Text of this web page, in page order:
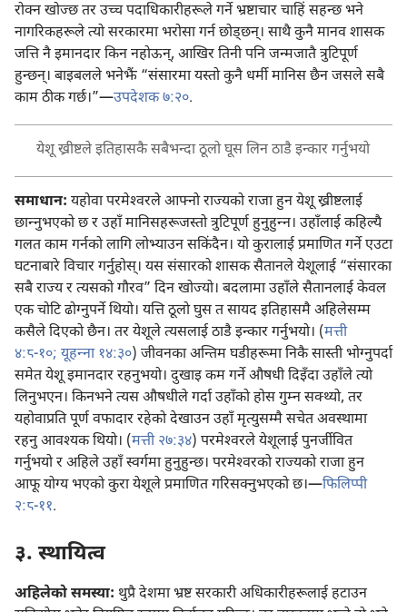
रोक्न खोज्छ तर उच्च पदाधिकारीहरूले गर्ने भ्रष्टाचार चाहिं सहन्छ भने
नागरिकहरूले त्यो सरकारमा भरोसा गर्न छोड्‌छन्‌। साथै कुनै मानव शासक
जत्ति नै इमानदार किन नहोऊन्‌, आखिर तिनी पनि जन्मजातै त्रुटिपूर्ण
हुन्छन्‌। बाइबलले भनेझैं “संसारमा यस्तो कुनै धर्मी मानिस छैन जसले सबै
काम ठीक गर्छ।”—उपदेशक ७:२०.
येशू ख्रीष्टले इतिहासकै सबैभन्दा ठूलो घूस लिन ठाडै इन्कार गर्नुभयो
समाधान: यहोवा परमेश्‍वरले आफ्नो राज्यको राजा हुन येशू ख्रीष्टलाई
छान्‍नुभएको छ र उहाँ मानिसहरूजस्तो त्रुटिपूर्ण हुनुहुन्‍न। उहाँलाई कहिल्यै
गलत काम गर्नको लागि लोभ्याउन सकिंदैन। यो कुरालाई प्रमाणित गर्ने एउटा
घटनाबारे विचार गर्नुहोस्‌। यस संसारको शासक सैतानले येशूलाई “संसारका
सबै राज्य र त्यसको गौरव” दिन खोज्यो। बदलामा उहाँले सैतानलाई केवल
एक चोटि ढोग्नुपर्ने थियो। यत्ति ठूलो घुस त सायद इतिहासमै अहिलेसम्म
कसैले दिएको छैन। तर येशूले त्यसलाई ठाडै इन्कार गर्नुभयो। (मत्ती
४:८-१०; यूहन्‍ना १४:३०) जीवनका अन्तिम घडीहरूमा निकै सास्ती भोग्नुपर्दा
समेत येशू इमानदार रहनुभयो। दुखाइ कम गर्ने औषधी दिइँदा उहाँले त्यो
लिनुभएन। किनभने त्यस औषधीले गर्दा उहाँको होस गुम्न सक्थ्यो, तर
यहोवाप्रति पूर्ण वफादार रहेको देखाउन उहाँ मृत्युसम्मै सचेत अवस्थामा
रहनु आवश्‍यक थियो। (मत्ती २७:३४) परमेश्‍वरले येशूलाई पुनर्जीवित
गर्नुभयो र अहिले उहाँ स्वर्गमा हुनुहुन्छ। परमेश्‍वरको राज्यको राजा हुन
आफू योग्य भएको कुरा येशूले प्रमाणित गरिसक्नुभएको छ।—फिलिप्पी
२:८-११.
३. स्थायित्व
अहिलेको समस्या: थुप्रै देशमा भ्रष्ट सरकारी अधिकारीहरूलाई हटाउन